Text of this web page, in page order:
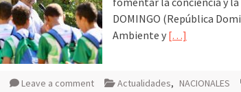
DOMINGO (República
Ambiente y […]
Leave a comment Actualidades, NACIONALES